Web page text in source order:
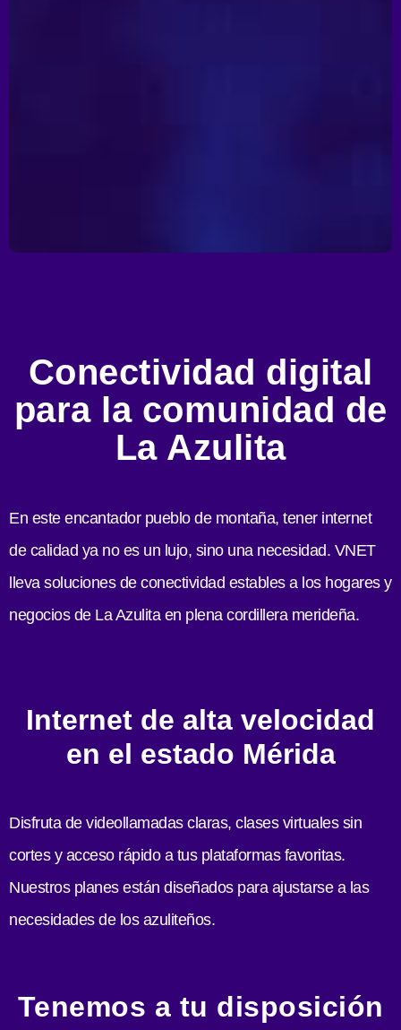
Conectividad digital
para la comunidad de
La Azulita
En este encantador pueblo de montaña, tener internet
de calidad ya no es un lujo, sino una necesidad. VNET
lleva soluciones de conectividad estables a los hogares y
negocios de La Azulita en plena cordillera merideña.
Internet de alta velocidad
en el estado Mérida
Disfruta de videollamadas claras, clases virtuales sin
cortes y acceso rápido a tus plataformas favoritas.
Nuestros planes están diseñados para ajustarse a las
necesidades de los azuliteños.
Tenemos a tu disposición